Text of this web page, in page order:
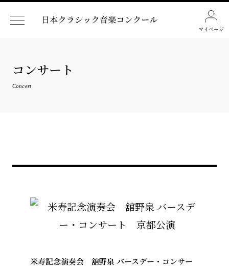
マイページ
コンサート
Concert
米寿記念演奏会 舘野泉 バースデー・コンサー